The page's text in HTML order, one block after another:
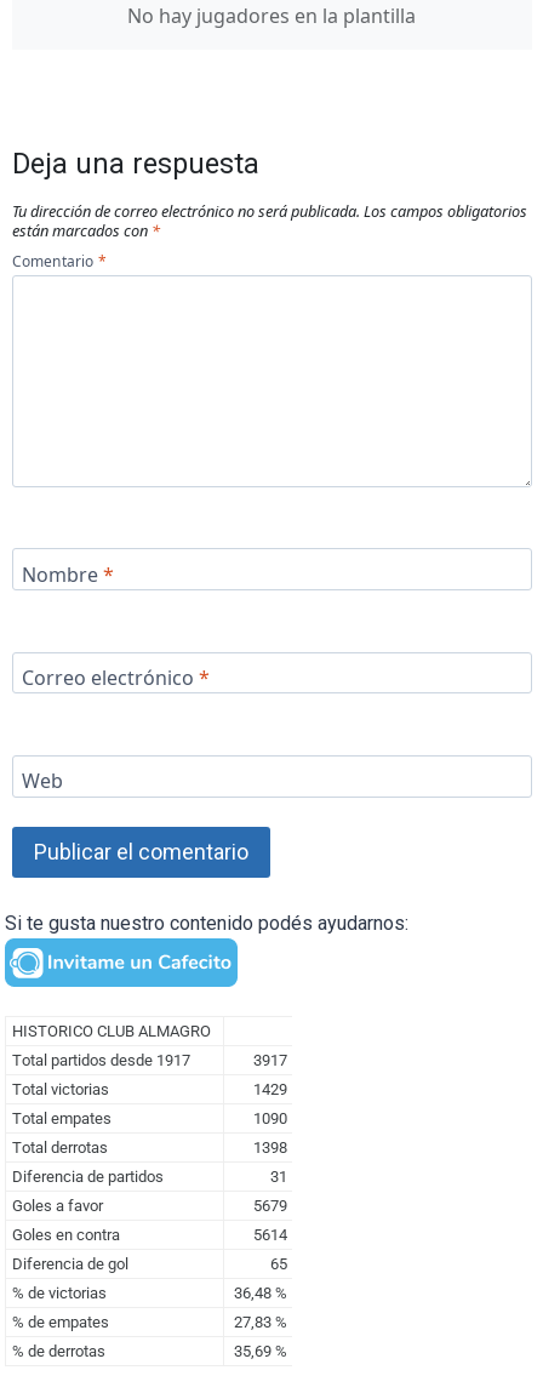
No hay jugadores en la plantilla
Deja una respuesta
Tu dirección de correo electrónico no será publicada. Los campos obligatorios
están marcados con *
Comentario *
Nombre*
Correo electrónico *
Web
Si te gusta nuestro contenido podés ayudarnos: